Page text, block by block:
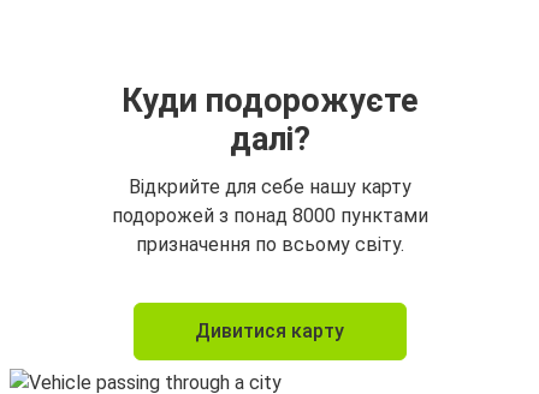
Куди подорожуєте
далі?
Відкрийте для себе нашу карту
подорожей з понад 8000 пунктами
призначення по всьому світу.
Дивитися карту